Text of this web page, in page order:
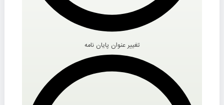
تغییر عنوان پایان نامه